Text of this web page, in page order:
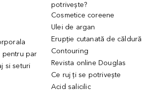
pentru par
si seturi
potrivește?
Cosmetice coreene
Ulei de argan
Erupție cutanată de căldură
Contouring
Revista online Douglas
Ce ruj ți se potrivește
Acid salicilic